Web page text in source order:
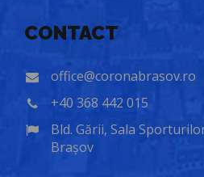
CONTACT
office@coronabrasov.ro
+40 368 442 015
Bld. Gării, Sala
Brașov